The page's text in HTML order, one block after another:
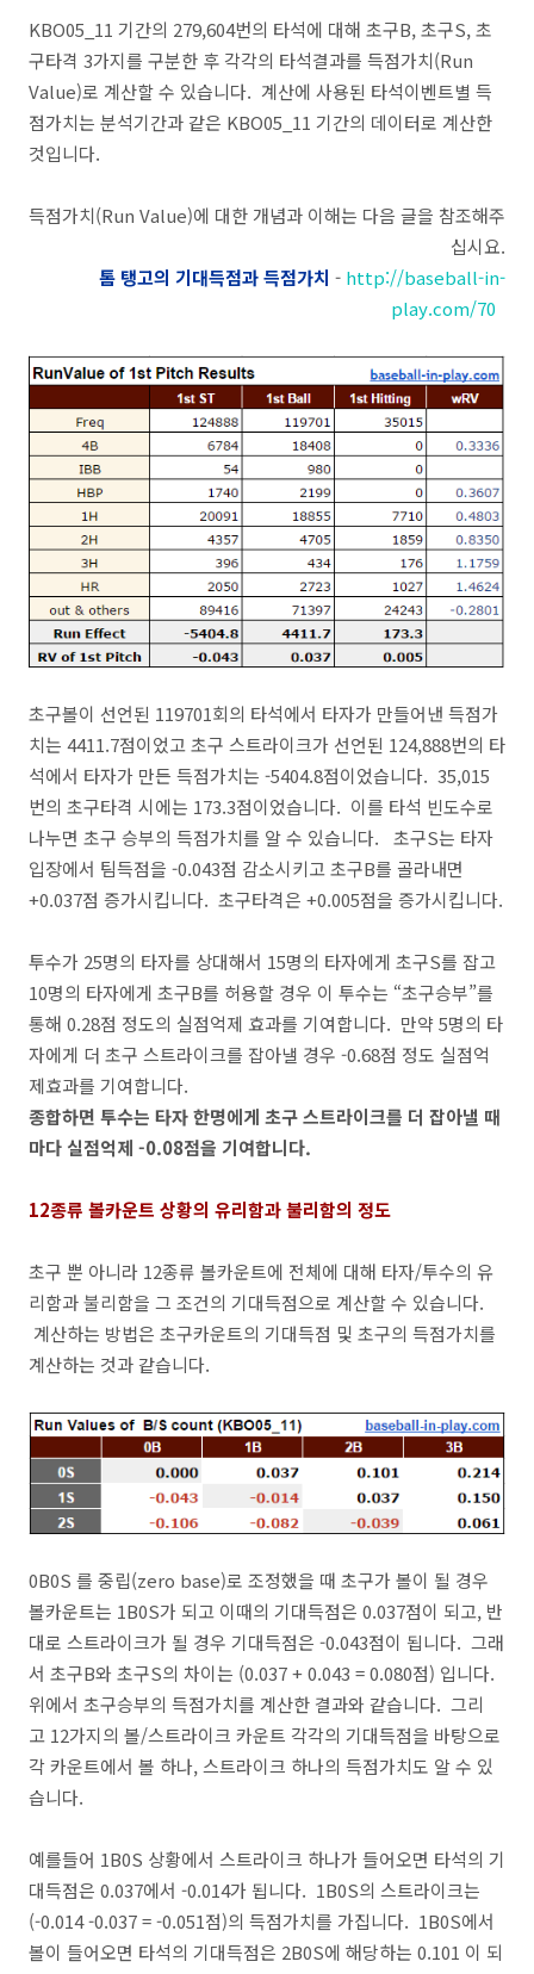
KBO05_11 기간의 279,604번의 타석에 대해 초구B, 초구S, 초
구타격 3가지를 구분한 후 각각의 타석결과를 득점가치(Run
Value)로 계산할 수 있습니다. 계산에 사용된 타석이벤트별 득
점가치는 분석기간과 같은 KBO05_11 기간의 데이터로 계산한
것입니다.
득점가치(Run Value)에 대한 개념과 이해는 다음 글을 참조해주
십시요.
톰 탱고의 기대득점과 득점가치 - http://baseball-in-
play.com/70
초구볼이 선언된 119701회의 타석에서 타자가 만들어낸 득점가
치는 4411.7점이었고 초구 스트라이크가 선언된 124,888번의 타
석에서 타자가 만든 득점가치는 -5404.8점이었습니다. 35,015
번의 초구타격 시에는 173.3점이었습니다. 이를 타석 빈도수로
나누면 초구 승부의 득점가치를 알 수 있습니다. 초구S는 타자
입장에서 팀득점을 -0.043점 감소시키고 초구B를 골라내면
+0.037점 증가시킵니다. 초구타격은 +0.005점을 증가시킵니다.
투수가 25명의 타자를 상대해서 15명의 타자에게 초구S를 잡고
10명의 타자에게 초구B를 허용할 경우 이 투수는 “초구승부”를
통해 0.28점 정도의 실점억제 효과를 기여합니다. 만약 5명의 타
자에게 더 초구 스트라이크를 잡아낼 경우 -0.68점 정도 실점억
제효과를 기여합니다.
종합하면 투수는 타자 한명에게 초구 스트라이크를 더 잡아낼 때
마다 실점억제 -0.08점을 기여합니다.
12종류 볼카운트 상황의 유리함과 불리함의 정도
초구 뿐 아니라 12종류 볼카운트에 전체에 대해 타자/투수의 유
리함과 불리함을 그 조건의 기대득점으로 계산할 수 있습니다.
계산하는 방법은 초구카운트의 기대득점 및 초구의 득점가치를
계산하는 것과 같습니다.
0B0S 를 중립(zero base)로 조정했을 때 초구가 볼이 될 경우
볼카운트는 1B0S가 되고 이때의 기대득점은 0.037점이 되고, 반
대로 스트라이크가 될 경우 기대득점은 -0.043점이 됩니다. 그래
서 초구B와 초구S의 차이는 (0.037 + 0.043 = 0.080점) 입니다.
위에서 초구승부의 득점가치를 계산한 결과와 같습니다. 그리
고 12가지의 볼/스트라이크 카운트 각각의 기대득점을 바탕으로
각 카운트에서 볼 하나, 스트라이크 하나의 득점가치도 알 수 있
습니다.
예를들어 1B0S 상황에서 스트라이크 하나가 들어오면 타석의 기
대득점은 0.037에서 -0.014가 됩니다. 1B0S의 스트라이크는
(-0.014 -0.037 = -0.051점)의 득점가치를 가집니다. 1B0S에서
볼이 들어오면 타석의 기대득점은 2B0S에 해당하는 0.101 이 되